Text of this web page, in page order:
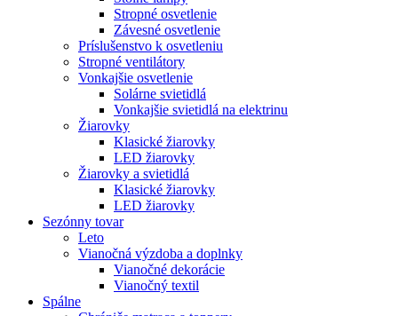
Stropné osvetlenie
Závesné osvetlenie
Príslušenstvo k osvetleniu
Stropné ventilátory
Vonkajšie osvetlenie
Solárne svietidlá
Vonkajšie svietidlá na elektrinu
Žiarovky
Klasické žiarovky
LED žiarovky
Žiarovky a svietidlá
Klasické žiarovky
LED žiarovky
Sezónny tovar
Leto
Vianočná výzdoba a doplnky
Vianočné dekorácie
Vianočný textil
Spálne